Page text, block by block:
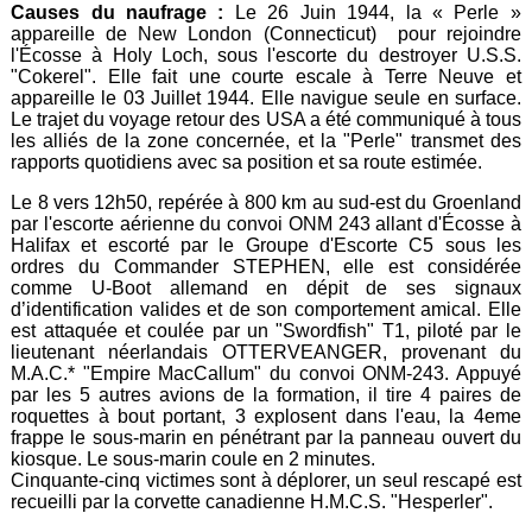
Causes du naufrage : Le 26 Juin 1944, la « Perle »
appareille de New London (Connecticut) pour rejoindre
l'Écosse à Holy Loch, sous l'escorte du destroyer U.S.S.
"Cokerel". Elle fait une courte escale à Terre Neuve et
appareille le 03 Juillet 1944. Elle navigue seule en surface.
Le trajet du voyage retour des USA a été communiqué à tous
les alliés de la zone concernée, et la "Perle" transmet des
rapports quotidiens avec sa position et sa route estimée.
Le 8 vers 12h50, repérée à 800 km au sud-est du Groenland
par l'escorte aérienne du convoi ONM 243 allant d'Écosse à
Halifax et escorté par le Groupe d'Escorte C5 sous les
ordres du Commander STEPHEN, elle est considérée
comme U-Boot allemand en dépit de ses signaux
d’identification valides et de son comportement amical. Elle
est attaquée et coulée par un "Swordfish" T1, piloté par le
lieutenant néerlandais OTTERVEANGER, provenant du
M.A.C.* "Empire MacCallum" du convoi ONM-243. Appuyé
par les 5 autres avions de la formation, il tire 4 paires de
roquettes à bout portant, 3 explosent dans l'eau, la 4eme
frappe le sous-marin en pénétrant par la panneau ouvert du
kiosque. Le sous-marin coule en 2 minutes.
Cinquante-cinq victimes sont à déplorer, un seul rescapé est
recueilli par la corvette canadienne H.M.C.S. "Hesperler".